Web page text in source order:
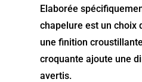
Elaborée
chapelure est un choix
une finition
croquante ajoute une
avertis.